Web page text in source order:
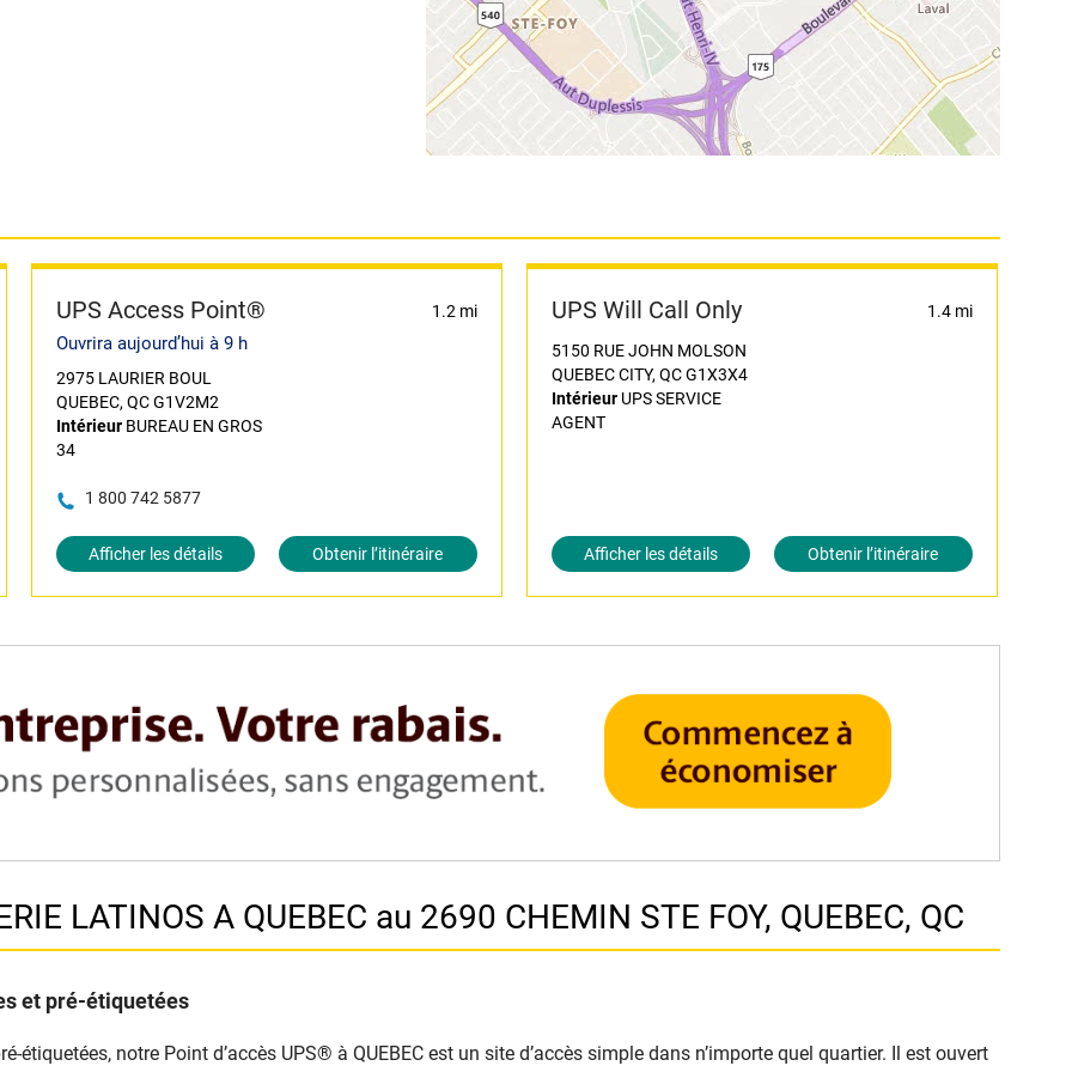
UPS Access Point® 1.2 mi
Ouvrira aujourd’hui à 9 h
2975 LAURIER BOUL
QUEBEC, QC G1V2M2
IntérieurBUREAU EN GROS
34
1 800 742 5877
Afficher les détails Obtenir l’itinéraire
UPS Will Call Only 1.4 mi
5150 RUE JOHN MOLSON
QUEBEC CITY, QC G1X3X4
IntérieurUPS SERVICE
AGENT
Afficher les détails Obtenir l’itinéraire
LATINOS A QUEBEC au 2690 CHEMIN STE FOY, QUEBEC, QC
et pré-étiquetées
notre Point d’accès UPS® à QUEBEC est un site d’accès simple dans n’importe quel quartier. Il est ouvert